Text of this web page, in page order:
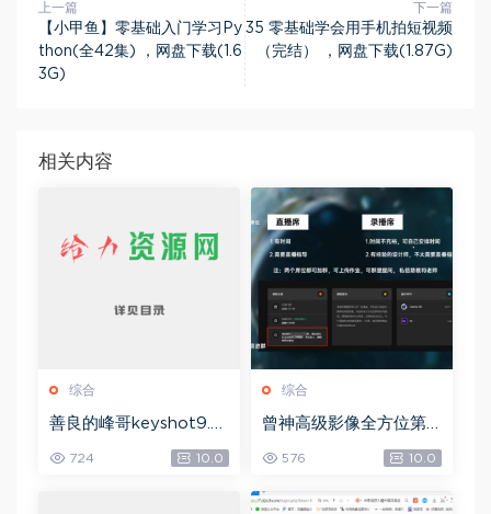
上一篇
【小甲鱼】零基础入门学习Py
thon(全42集) ，网盘下载(1.6
3G)
下一篇
35 零基础学会用手机拍短视频
（完结） ，网盘下载(1.87G)
相关内容
综合
善良的峰哥keyshot9.0
自学宝典，网盘下载(2.3
6G)
724 10.0
综合
曾神高级影像全方位第
四期，网盘下载(49.08
G)
576 10.0